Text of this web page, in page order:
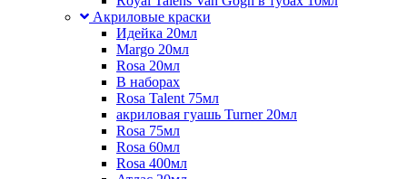
Акриловые краски
Идейка 20мл
Margo 20мл
Rosa 20мл
В наборах
Rosa Talent 75мл
акриловая гуашь Turner 20мл
Rosa 75мл
Rosa 60мл
Rosa 400мл